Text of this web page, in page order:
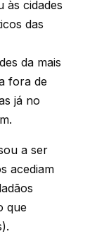
às cidades
das
da mais
fora de
já no
a ser
acediam
que